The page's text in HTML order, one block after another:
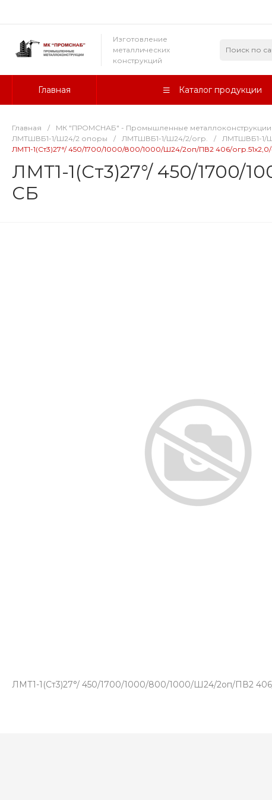
Изготовление
металлических
конструкций
Главная Каталог продукции
Главная / МК "ПРОМСНАБ" - Промышленные металлоконструкции
ЛМТШВБ1-1/Ш24/2 опоры
/ ЛМТШВБ1-1/Ш24/2/огр. / ЛМТШВБ1-1/
ЛМТ1-1(Ст3)27°/ 450/1700/1000/800/1000/Ш24/2оп/ПВ2 406/
ЛМТ1-1(Ст3)27°/ 450/1700/
СБ
ЛМТ1-1(Ст3)27°/ 450/1700/1000/800/1000/Ш24/2оп/ПВ2 406/